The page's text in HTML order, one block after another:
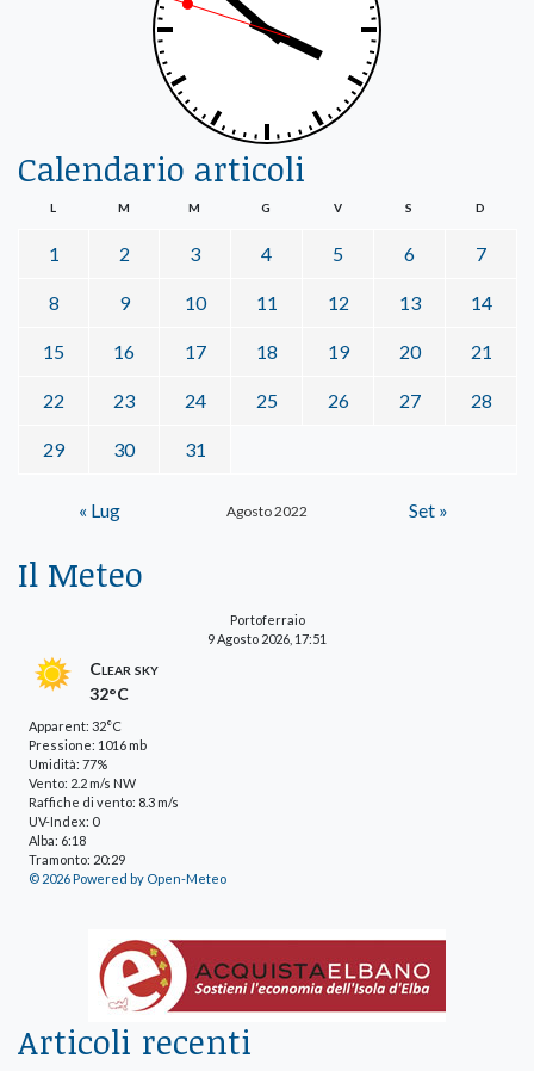
Calendario articoli
Agosto 2022
L M M G V S D
1 2 3 4 5 6 7
8 9 10 11 12 13 14
15 16 17 18 19 20 21
22 23 24 25 26 27 28
29 30 31
« Lug Set »
Il Meteo
Portoferraio
9 Agosto 2026, 17:51
Clear sky
32°C
Apparent: 32°C
Pressione: 1016 mb
Umidità: 77%
Vento: 2.2 m/s NW
Raffiche di vento: 8.3 m/s
UV-Index: 0
Alba: 6:18
Tramonto: 20:29
© 2026 Powered by Open-Meteo
Articoli recenti